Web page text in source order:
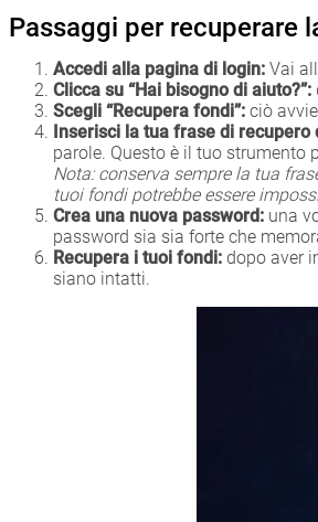
Passaggi per recuperare
Accedi alla pagina di login: Vai
Clicca su “Hai bisogno di aiuto?”:
Scegli “Recupera fondi”: ciò
Inserisci la tua frase di recupero
parole. Questo è il tuo strumento
Nota: conserva sempre la tua
tuoi fondi potrebbe essere
Crea una nuova password: una
password sia sia forte che
Recupera i tuoi fondi: dopo aver
siano intatti.